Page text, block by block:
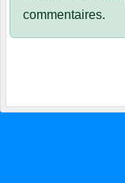
commentaires.